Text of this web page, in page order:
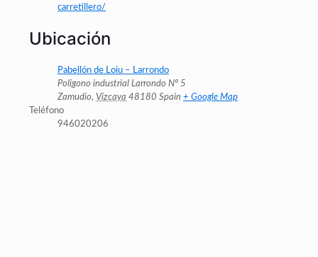
carretillero/
Ubicación
Pabellón de Loiu – Larrondo
Poligono industrial Larrondo Nº 5
Zamudio, Vizcaya 48180 Spain + Google Map
Teléfono
946020206